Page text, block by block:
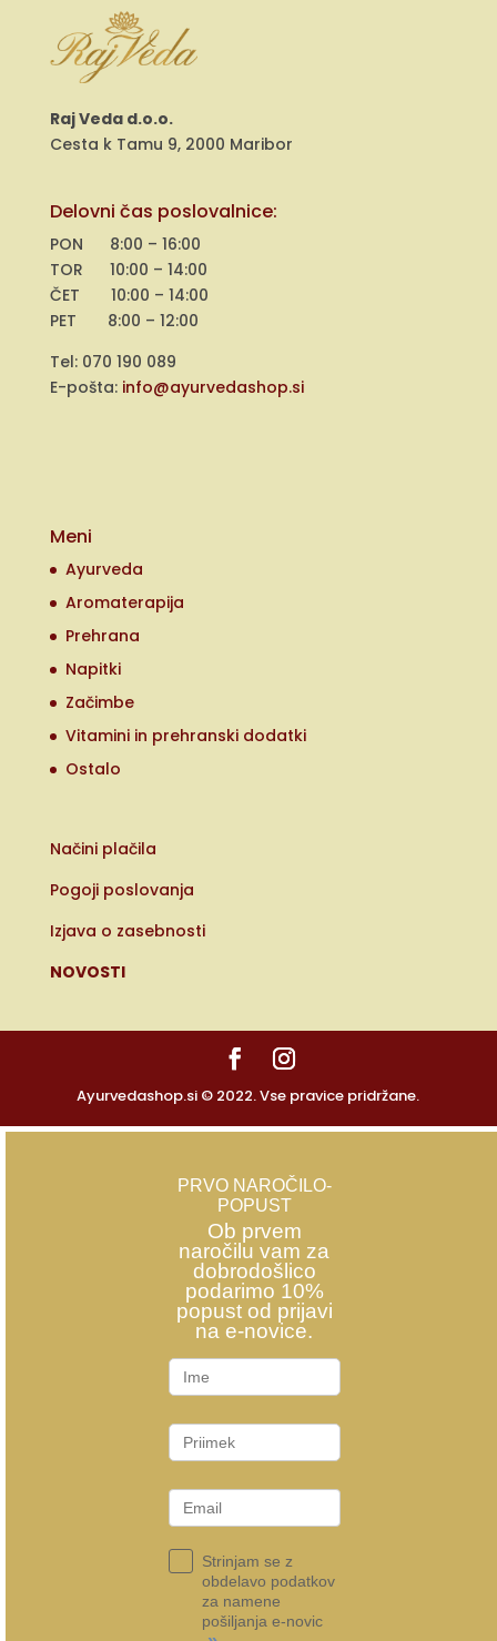
Raj Veda d.o.o.
Cesta k Tamu 9, 2000 Maribor
Delovni čas poslovalnice:
PON 8:00 – 16:00
TOR 10:00 – 14:00
ČET 10:00 – 14:00
PET 8:00 – 12:00
Tel: 070 190 089
E-pošta: info@ayurvedashop.si
Meni
Ayurveda
Aromaterapija
Prehrana
Napitki
Začimbe
Vitamini in prehranski dodatki
Ostalo
Načini plačila
Pogoji poslovanja
Izjava o zasebnosti
NOVOSTI
Ayurvedashop.si © 2022. Vse pravice pridržane.
PRVO NAROČILO-
POPUST
Ob prvem
naročilu vam za
dobrodošlico
podarimo 10%
popust od prijavi
na e-novice.
Strinjam se z
obdelavo podatkov
za namene
pošiljanja e-novic